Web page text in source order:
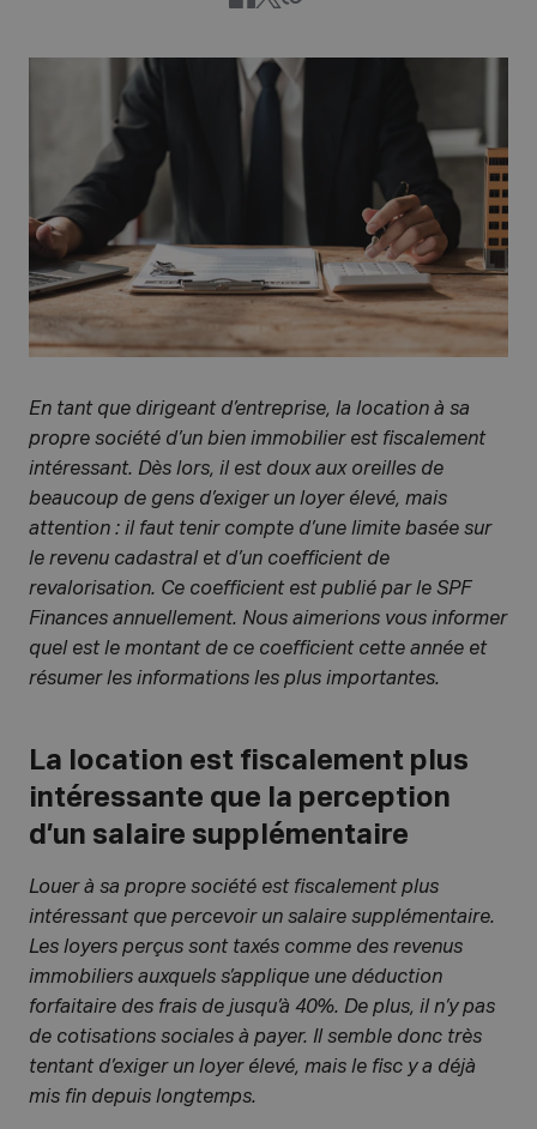
En tant que dirigeant d’entreprise, la location à sa
propre société d’un bien immobilier est fiscalement
intéressant. Dès lors, il est doux aux oreilles de
beaucoup de gens d’exiger un loyer élevé, mais
attention : il faut tenir compte d’une limite basée sur
le revenu cadastral et d’un coefficient de
revalorisation. Ce coefficient est publié par le SPF
Finances annuellement. Nous aimerions vous informer
quel est le montant de ce coefficient cette année et
résumer les informations les plus importantes.
La location est fiscalement plus
intéressante que la perception
d’un salaire supplémentaire
Louer à sa propre société est fiscalement plus
intéressant que percevoir un salaire supplémentaire.
Les loyers perçus sont taxés comme des revenus
immobiliers auxquels s’applique une déduction
forfaitaire des frais de jusqu’à 40%. De plus, il n’y pas
de cotisations sociales à payer. Il semble donc très
tentant d’exiger un loyer élevé, mais le fisc y a déjà
mis fin depuis longtemps.